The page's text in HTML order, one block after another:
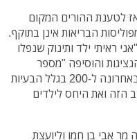
לטענת ההורים המקום
הבריאות אינן בתוקף.
ראיתי ילד ותינוק שנפלו
והוסיפה "מספר
התלמידים היה בעבר 400 וירד בשנה באחרונה ל-200 בגלל הבעיות
הזה ואת היחס לילדים
מר אבי בן חמו וליועצת